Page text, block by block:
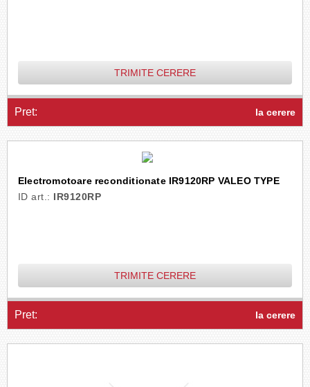
TRIMITE CERERE
Pret: la cerere
Electromotoare reconditionate IR9120RP VALEO TYPE
ID art.: IR9120RP
TRIMITE CERERE
Pret: la cerere